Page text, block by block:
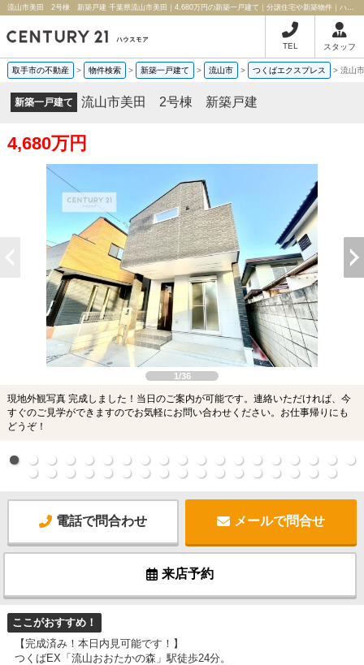
流山市美田 2号棟 新築戸建 千葉県流山市美田｜4,680万円の新築一戸建て｜分譲住宅や新築物件｜ハウスモア株式会社
TEL スタッフ
取手市の不動産 > 物件検索 > 新築一戸建て > 流山市 > つくばエクスプレス > 流山
新築一戸建て 流山市美田 2号棟 新築戸建
4,680万円
1/36
現地外観写真 完成しました！当日のご案内が可能です。連絡いただければ、今
すぐのご見学ができますのでお気軽にお問い合わせください。お仕事帰りにも
どうぞ！
電話で問合わせ メールで問合せ
来店予約
ここがおすすめ！
【完成済み！本日内見可能です！】
つくばEX「流山おおたかの森」駅徒歩24分。